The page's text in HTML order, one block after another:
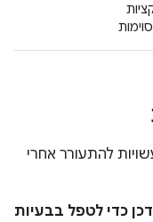
להתעורר אחרי
כדי לטפל בבעיות